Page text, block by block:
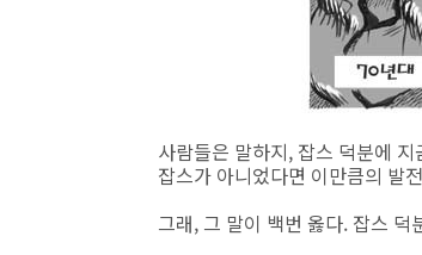
사람들은 말하지, 잡스 덕분에
잡스가 아니었다면 이만큼의 발
그래, 그 말이 백번 옳다. 잡스